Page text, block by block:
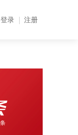
登录 注册